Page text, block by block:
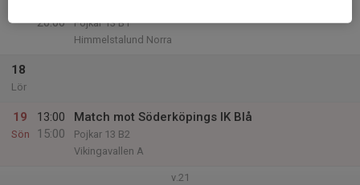
20:00
Pojkar 13 B1
Himmelstalund Norra
18
Lör
19
Sön
13:00
15:00
Match mot Söderköpings IK Blå
Pojkar 13 B2
Vikingavallen A
v.21